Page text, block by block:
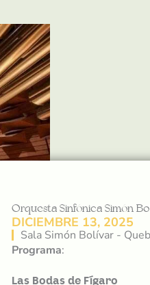
Orquesta Sinfónica Simón
DICIEMBRE 13, 2025
Sala Simón Bolívar -
Programa:
Las Bodas de Fígaro